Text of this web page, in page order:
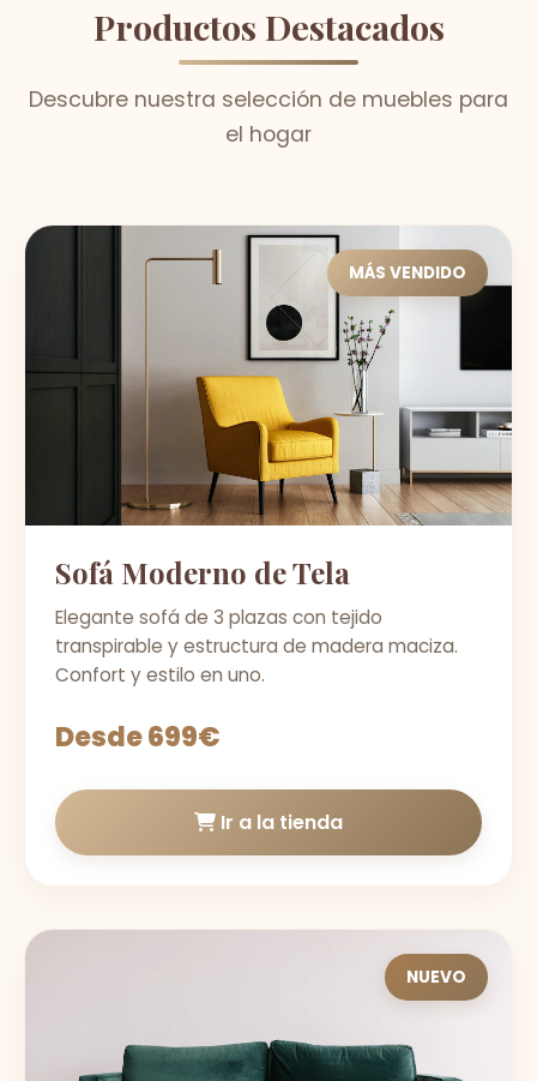
Productos Destacados
Descubre nuestra selección de muebles para
el hogar
MÁS VENDIDO
Sofá Moderno de Tela
Elegante sofá de 3 plazas con tejido
transpirable y estructura de madera maciza.
Confort y estilo en uno.
Desde 699€
Ir a la tienda
NUEVO